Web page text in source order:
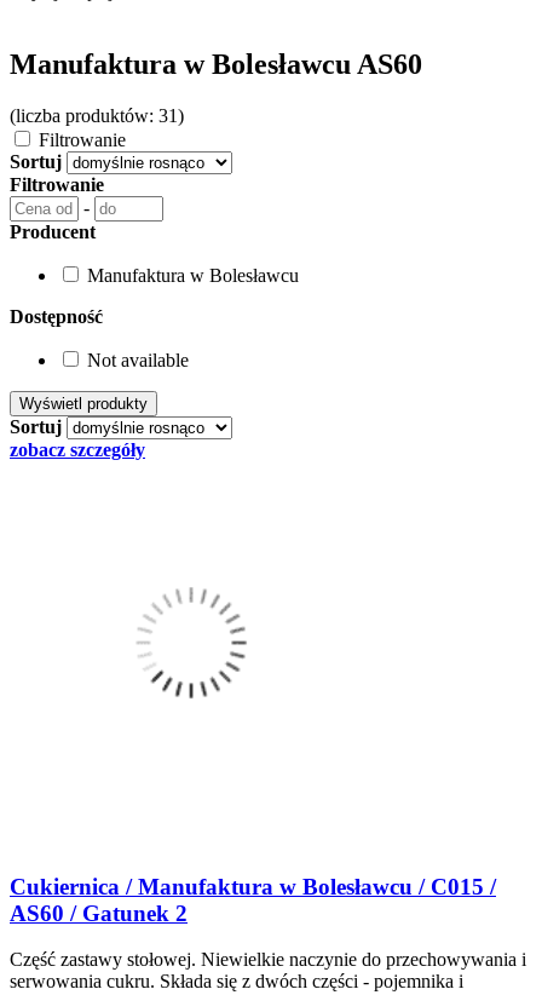
Manufaktura w Bolesławcu AS60
(liczba produktów: 31)
Filtrowanie
Sortuj
Filtrowanie
-
Producent
Manufaktura w Bolesławcu
Dostępność
Not available
Sortuj
zobacz szczegóły
Cukiernica / Manufaktura w Bolesławcu / C015 /
AS60 / Gatunek 2
Część zastawy stołowej. Niewielkie naczynie do przechowywania i
serwowania cukru. Składa się z dwóch części - pojemnika i